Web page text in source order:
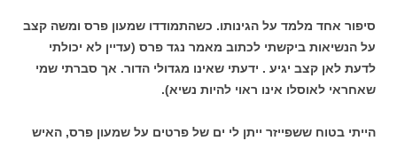
סיפור אחד מלמד על הגינותו. כשהתמודדו שמעון פרס ומשה קצב
על הנשיאות ביקשתי לכתוב מאמר נגד פרס (עדיין לא יכולתי
לדעת לאן קצב יגיע . ידעתי שאינו מגדולי הדור. אך סברתי שמי
שאחראי לאוסלו אינו ראוי להיות נשיא).
הייתי בטוח ששפייזר ייתן לי ים של פרטים על שמעון פרס, האיש